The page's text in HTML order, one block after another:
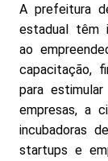
A prefeitura
estadual têm
ao
capacitação,
para
empresas, a
incubadoras
startups e